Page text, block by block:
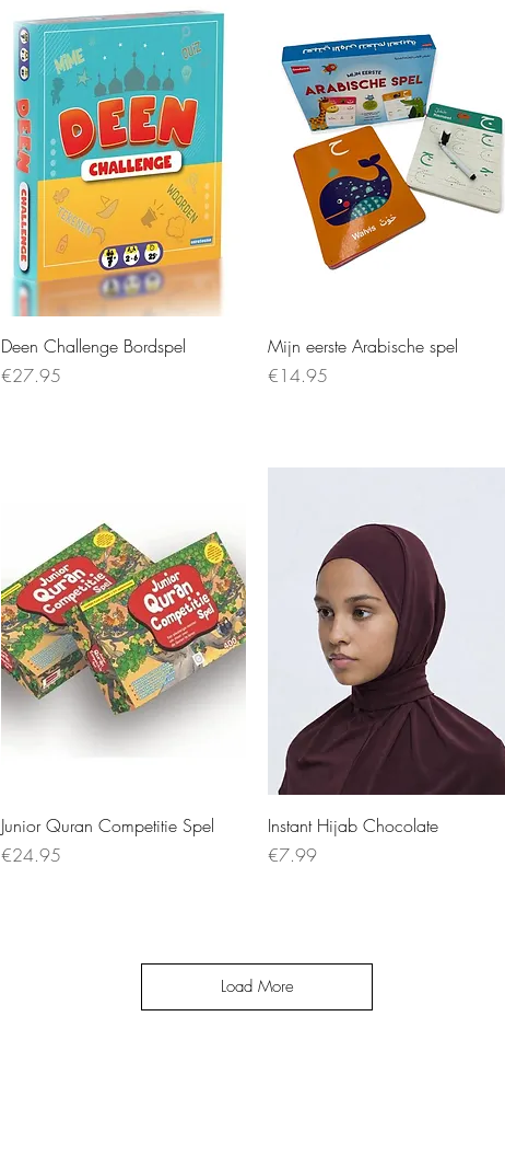
Deen Challenge Bordspel
Price
€27.95
Mijn eerste Arabische spel
Price
€14.95
Junior Quran Competitie Spel
Price
€24.95
Instant Hijab Chocolate
Price
€7.99
Load More